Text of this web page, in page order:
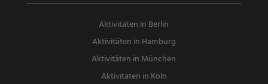
Aktivitäten in Berlin
Aktivitäten in Hamburg
Aktivitäten in München
Aktivitäten in Köln